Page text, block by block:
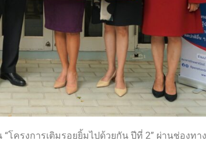
รงการเติมรอยยิ้มไปด้วยกัน ปีที่ 2” ผ่านช่องทา